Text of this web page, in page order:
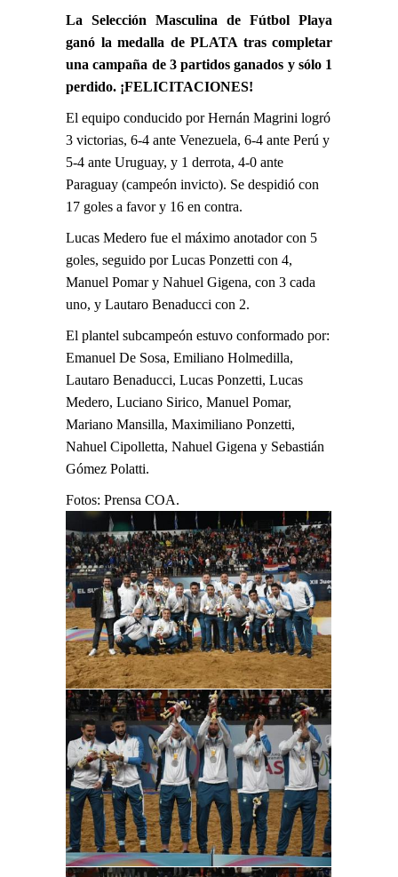
La Selección Masculina de Fútbol Playa
ganó la medalla de PLATA tras completar
una campaña de 3 partidos ganados y sólo 1
perdido. ¡FELICITACIONES!
El equipo conducido por Hernán Magrini logró
3 victorias, 6-4 ante Venezuela, 6-4 ante Perú y
5-4 ante Uruguay, y 1 derrota, 4-0 ante
Paraguay (campeón invicto). Se despidió con
17 goles a favor y 16 en contra.
Lucas Medero fue el máximo anotador con 5
goles, seguido por Lucas Ponzetti con 4,
Manuel Pomar y Nahuel Gigena, con 3 cada
uno, y Lautaro Benaducci con 2.
El plantel subcampeón estuvo conformado por:
Emanuel De Sosa, Emiliano Holmedilla,
Lautaro Benaducci, Lucas Ponzetti, Lucas
Medero, Luciano Sirico, Manuel Pomar,
Mariano Mansilla, Maximiliano Ponzetti,
Nahuel Cipolletta, Nahuel Gigena y Sebastián
Gómez Polatti.
Fotos: Prensa COA.